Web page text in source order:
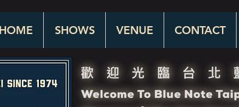
SHOWS VENUE CONTACT